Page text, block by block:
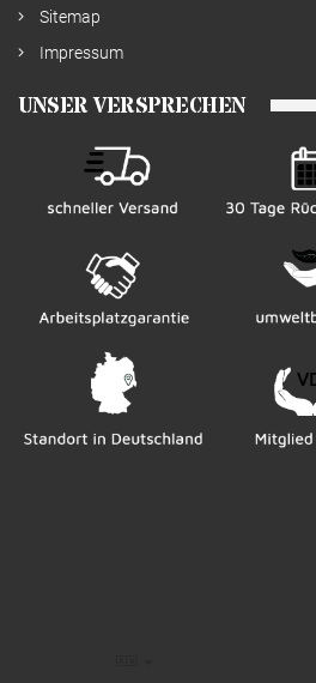
Sitemap
Impressum
UNSER VERSPRECHEN